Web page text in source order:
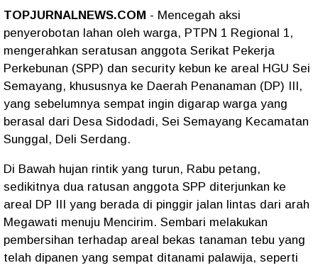
TOPJURNALNEWS.COM - Mencegah aksi
penyerobotan lahan oleh warga, PTPN 1 Regional 1,
mengerahkan seratusan anggota Serikat Pekerja
Perkebunan (SPP) dan security kebun ke areal HGU Sei
Semayang, khususnya ke Daerah Penanaman (DP) III,
yang sebelumnya sempat ingin digarap warga yang
berasal dari Desa Sidodadi, Sei Semayang Kecamatan
Sunggal, Deli Serdang.
Di Bawah hujan rintik yang turun, Rabu petang,
sedikitnya dua ratusan anggota SPP diterjunkan ke
areal DP III yang berada di pinggir jalan lintas dari arah
Megawati menuju Mencirim. Sembari melakukan
pembersihan terhadap areal bekas tanaman tebu yang
telah dipanen yang sempat ditanami palawija, seperti